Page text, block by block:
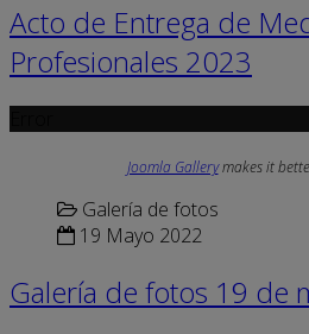
Acto de Entrega de
Profesionales 2023
Joomla Gallerymakes it
Galería de fotos
19 Mayo 2022
Galería de fotos 19 de